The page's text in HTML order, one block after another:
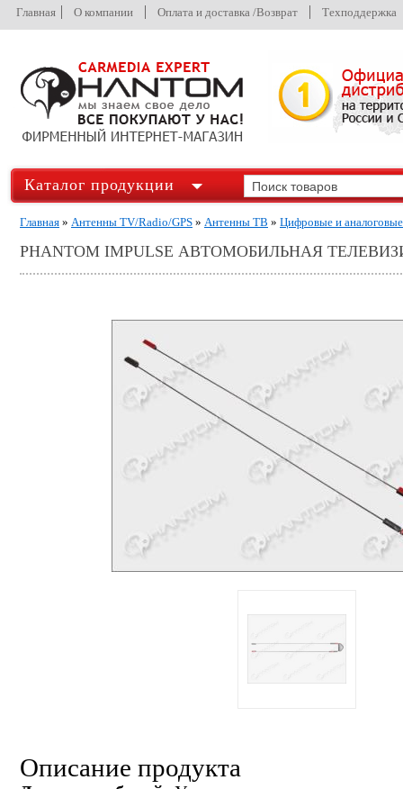
Главная О компании Оплата и доставка /Возврат Техподдержка
Каталог продукции
Главная » Антенны TV/Radio/GPS » Антенны ТВ » Цифровые и
PHANTOM IMPULSE АВТОМОБИЛЬНАЯ
Описание продукта